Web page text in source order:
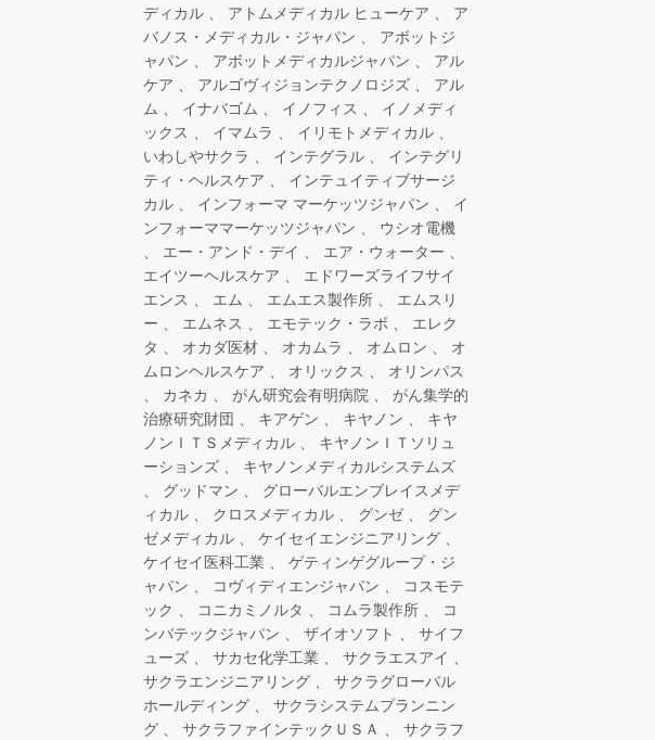
ディカル
アトムメディカル ヒューケア
ア
バノス・メディカル・ジャパン
アボットジ
ャパン
アボットメディカルジャパン
アル
ケア
アルゴヴィジョンテクノロジズ
アル
ム
イナバゴム イノフィス
イノメディ
ックス
イマムラ
イリモトメディカル
いわしやサクラ
インテグラル
インテグリ
ティ・ヘルスケア
インテュイティブサージ
カル
インフォーマ マーケッツジャパン
イ
ンフォーママーケッツジャパン
ウシオ電機
エー・アンド・デイ
エア・ウォーター
エイツーヘルスケア
エドワーズライフサイ
エンス
エム エムエス製作所
エムスリ
ー
エムネス エモテック・ラボ
エレク
タ
オカダ医材 オカムラ オムロン
オ
ムロンヘルスケア
オリックス
オリンパス
カネカ
がん研究会有明病院
がん集学的
治療研究財団
キアゲン キヤノン
キヤ
ノンＩＴＳメディカル
キヤノンＩＴソリュ
ーションズ
キヤノンメディカルシステムズ
グッドマン
グローバルエンブレイスメデ
ィカル
クロスメディカル グンゼ
グン
ゼメディカル
ケイセイエンジニアリング
ケイセイ医科工業
ゲティンゲグループ・ジ
ャパン
コヴィディエンジャパン
コスモテ
ック
コニカミノルタ コムラ製作所
コ
ンバテックジャパン
ザイオソフト
サイフ
ューズ
サカセ化学工業
サクラエスアイ
サクラエンジニアリング
サクラグローバル
ホールディング
サクラシステムプランニン
グ
サクラファインテックＵＳＡ
サクラフ